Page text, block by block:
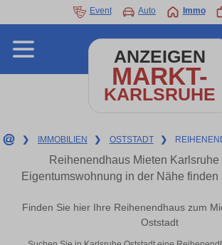
Event Auto Immo
ANZEIGEN
MARKT-
KARLSRUHE
❯ IMMOBILIEN ❯ OSTSTADT ❯
Reihenendhaus Mieten Karlsruhe
Eigentumswohnung in der Nähe finden
Finden Sie hier Ihre Reihenendhaus zum
Oststadt